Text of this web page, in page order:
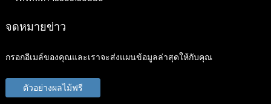
จดหมายข่าว
กรอกอีเมล์ของคุณและเราจะส่งแผนข้อมูลล่าสุดให้กับคุณ
ตัวอย่างผลไม้ฟรี